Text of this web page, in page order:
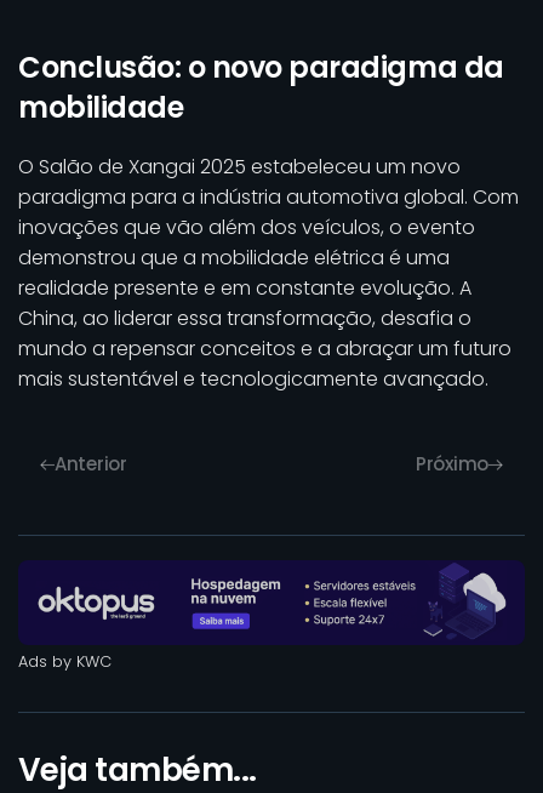
Conclusão: o novo paradigma da
mobilidade
O Salão de Xangai 2025 estabeleceu um novo
paradigma para a indústria automotiva global. Com
inovações que vão além dos veículos, o evento
demonstrou que a mobilidade elétrica é uma
realidade presente e em constante evolução. A
China, ao liderar essa transformação, desafia o
mundo a repensar conceitos e a abraçar um futuro
mais sustentável e tecnologicamente avançado.
Anterior Próximo
Ads by KWC
Veja também...